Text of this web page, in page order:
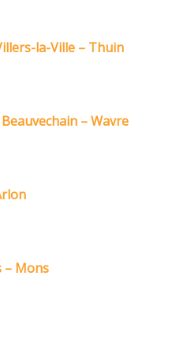
la-Ville – Thuin
– Wavre
– Mons